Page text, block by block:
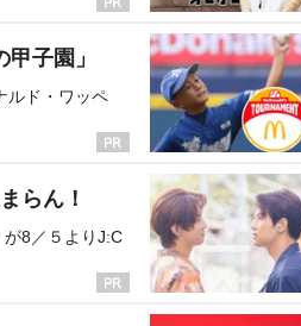
子園」
ルド・ワッペ
らん！
8／５よりJ:C